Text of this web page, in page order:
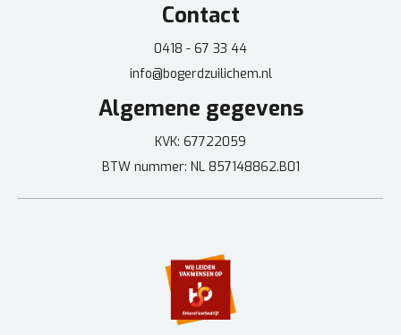
Contact
0418 - 67 33 44
info@bogerdzuilichem.nl
Algemene gegevens
KVK: 67722059
BTW nummer: NL 857148862.B01